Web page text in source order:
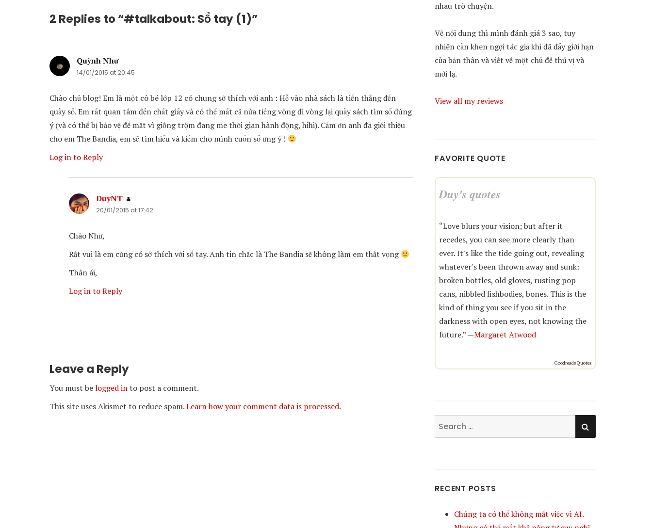
2 Replies to “#talkabout: Sổ tay (1)”
Quỳnh Như
14/01/2015 at 20:45
Chào chủ blog! Em là một cô bé lớp 12 có chung sở thích với anh : Hễ vào nhà sách là tiến thẳng đến
quầy sổ. Em rất quan tâm đến chất giấy và có thể mất cả nửa tiếng vòng đi vòng lại quầy sách tìm sổ đúng
ý (và có thể bị bảo vệ để mắt vì giống trộm đang me thời gian hành động, hihi). Cảm ơn anh đã giới thiệu
cho em The Bandia, em sẽ tìm hiểu và kiếm cho mình cuốn sổ ưng ý !
Log in to Reply
DuyNT says:
20/01/2015 at 17:42
Chào Như,
Rất vui là em cũng có sở thích với sổ tay. Anh tin chắc là The Bandia sẽ không làm em thất vọng
Thân ái,
Log in to Reply
Leave a Reply
You must belogged into post a comment.
This site uses Akismet to reduce spam.Learn how your comment data is processed.
nhau trò chuyện.
Về nội dung thì mình đánh giá 3 sao, tuy
nhiên cần khen ngợi tác giả khi đã đẩy giới hạn
của bản thân và viết về một chủ đề thú vị và
mới lạ.
View all my reviews
FAVORITE QUOTE
Duy's quotes
“Love blurs your vision; but after it
recedes, you can see more clearly than
ever. It's like the tide going out, revealing
whatever's been thrown away and sunk:
broken bottles, old gloves, rusting pop
cans, nibbled fishbodies, bones. This is the
kind of thing you see if you sit in the
darkness with open eyes, not knowing the
future.” —Margaret Atwood
Goodreads Quotes
Search
for:
SEARCH
RECENT POSTS
Chúng ta có thể không mất việc vì AI.